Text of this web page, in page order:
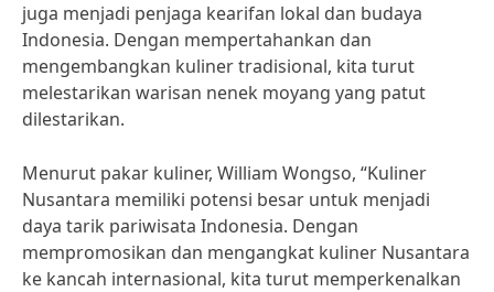
juga menjadi penjaga kearifan lokal dan budaya
Indonesia. Dengan mempertahankan dan
mengembangkan kuliner tradisional, kita turut
melestarikan warisan nenek moyang yang patut
dilestarikan.
Menurut pakar kuliner, William Wongso, “Kuliner
Nusantara memiliki potensi besar untuk menjadi
daya tarik pariwisata Indonesia. Dengan
mempromosikan dan mengangkat kuliner Nusantara
ke kancah internasional, kita turut memperkenalkan